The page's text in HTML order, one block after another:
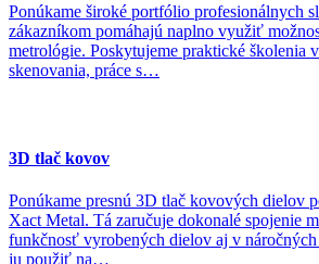
Ponúkame široké portfólio profesionálnych
zákazníkom pomáhajú naplno využiť
metrológie. Poskytujeme praktické školenia
skenovania, práce s…
3D tlač kovov
Ponúkame presnú 3D tlač kovových dielov
Xact Metal. Tá zaručuje dokonalé spojenie
funkčnosť vyrobených dielov aj v
ju použiť na…